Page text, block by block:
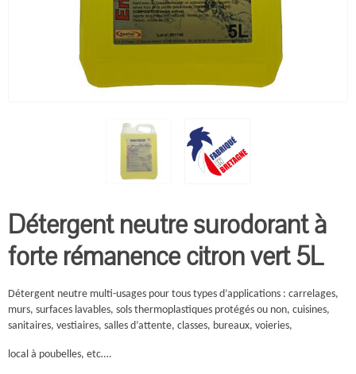
Détergent neutre surodorant à
forte rémanence citron vert 5L
Détergent neutre multi-usages pour tous types d’applications : carrelages,
murs, surfaces lavables, sols thermoplastiques protégés ou non, cuisines,
sanitaires, vestiaires, salles d’attente, classes, bureaux, voieries,
local à poubelles, etc….